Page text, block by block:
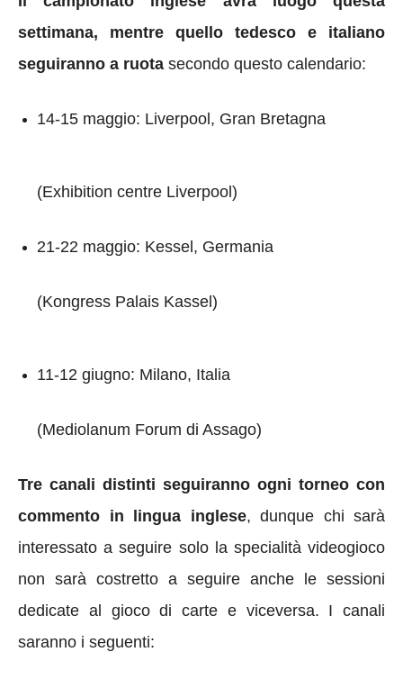
settimana, mentre quello tedesco e italiano
seguiranno a ruota secondo questo calendario:
14-15 maggio: Liverpool, Gran Bretagna
(Exhibition centre Liverpool)
21-22 maggio: Kessel, Germania
(Kongress Palais Kassel)
11-12 giugno: Milano, Italia
(Mediolanum Forum di Assago)
Tre canali distinti seguiranno ogni torneo con
commento in lingua inglese, dunque chi sarà
interessato a seguire solo la specialità videogioco
non sarà costretto a seguire anche le sessioni
dedicate al gioco di carte e viceversa. I canali
saranno i seguenti: